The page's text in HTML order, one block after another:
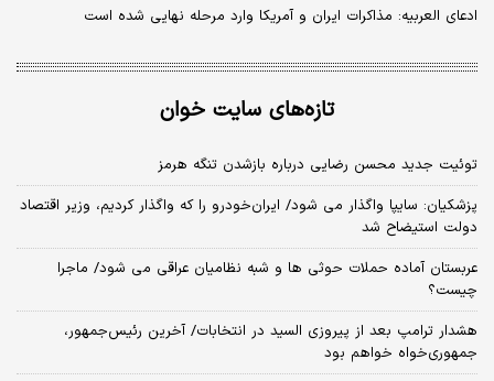
ادعای العربیه: مذاکرات ایران و آمریکا وارد مرحله نهایی شده است
تازه‌های سایت خوان
توئیت جدید محسن رضایی درباره بازشدن تنگه هرمز
پزشکیان: سایپا واگذار می شود/ ایران‌خودرو را که واگذار کردیم، وزیر اقتصاد
دولت استیضاح شد
عربستان آماده حملات حوثی ها و شبه نظامیان عراقی می شود/ ماجرا
چیست؟
هشدار ترامپ بعد از پیروزی السید در انتخابات/ آخرین رئیس‌جمهور،
جمهوری‌خواه خواهم بود